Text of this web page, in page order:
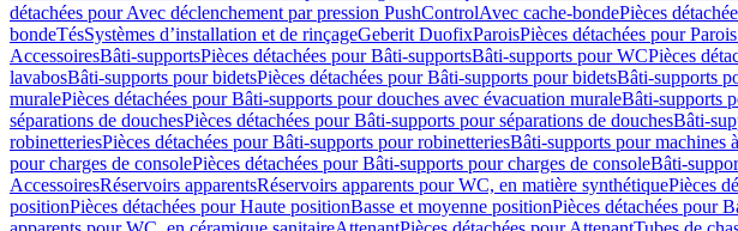
détachées pour Avec déclenchement par pression PushControlAvec cache-bondePièces
bondeTésSystèmes d’installation et de rinçageGeberit DuofixParoisPièces détachées pour Parois
AccessoiresBâti-supportsPièces détachées pour Bâti-supportsBâti-supports pour WCPièces
lavabosBâti-supports pour bidetsPièces détachées pour Bâti-supports pour bidetsBâti-supports
muralePièces détachées pour Bâti-supports pour douches avec évacuation muraleBâti-supports
séparations de douchesPièces détachées pour Bâti-supports pour séparations de douchesBâti-
robinetteriesPièces détachées pour Bâti-supports pour robinetteriesBâti-supports pour machines
pour charges de consolePièces détachées pour Bâti-supports pour charges de consoleBâti-
AccessoiresRéservoirs apparentsRéservoirs apparents pour WC, en matière synthétiquePièces
positionPièces détachées pour Haute positionBasse et moyenne positionPièces détachées pour